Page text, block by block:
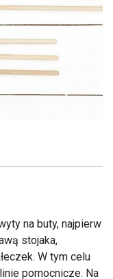
na buty, najpierw
stojaka,
W tym celu
pomocnicze. Na